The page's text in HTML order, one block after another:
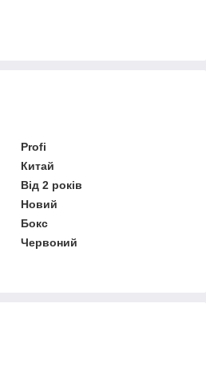
Profi
Китай
Від 2 років
Новий
Бокс
Червоний